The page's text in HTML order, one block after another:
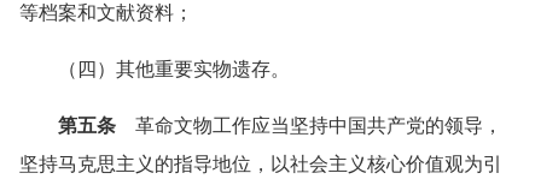
等档案和文献资料；
（四）其他重要实物遗存。
第五条 革命文物工作应当坚持中国共产党的领导，
坚持马克思主义的指导地位，以社会主义核心价值观为引